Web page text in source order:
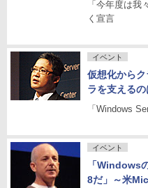
「今年度は我
く宣言
イベント
仮想化から
ラを支える
「Windows
イベント
「Windows
8だ」～米